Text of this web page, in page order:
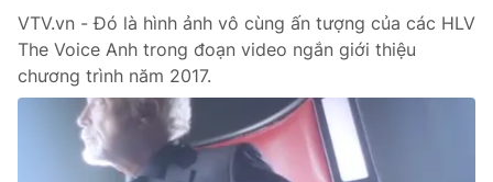
VTV.vn - Đó là hình ảnh vô cùng ấn tượng của các HLV
The Voice Anh trong đoạn video ngắn giới thiệu
chương trình năm 2017.